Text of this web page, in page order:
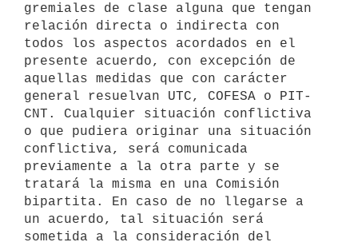
gremiales de clase alguna que tengan
relación directa o indirecta con
todos los aspectos acordados en el
presente acuerdo, con excepción de
aquellas medidas que con carácter
general resuelvan UTC, COFESA o PIT-
CNT. Cualquier situación conflictiva
o que pudiera originar una situación
conflictiva, será comunicada
previamente a la otra parte y se
tratará la misma en una Comisión
bipartita. En caso de no llegarse a
un acuerdo, tal situación será
sometida a la consideración del